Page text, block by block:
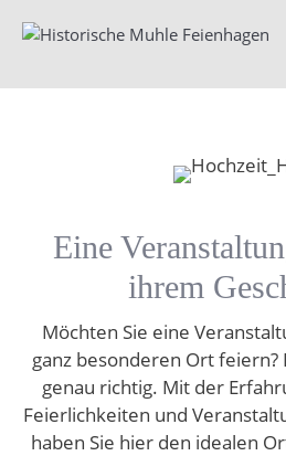
zum
Eine
ihrem
Möchten Sie eine
ganz besonderen Ort feiern?
genau richtig. Mit der
Feierlichkeiten und
haben Sie hier den idealen